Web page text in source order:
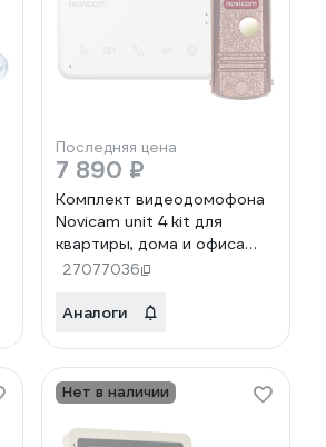
Последняя цена
7 890 ₽
Комплект видеодомофона
Novicam unit 4 kit для
квартиры, дома и офиса
4901
27077036
Аналоги
Нет в наличии